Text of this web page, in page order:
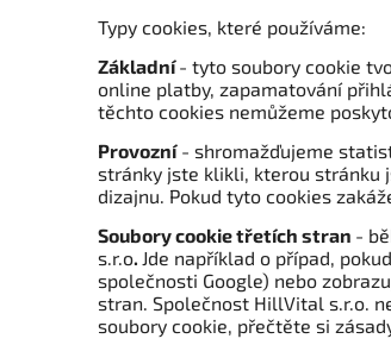
Typy cookies, které používáme:
Základní- tyto soubory cookie
online platby, zapamatování
těchto cookies nemůžeme
Provozní- shromažďujeme
stránky jste klikli, kterou stránku
dizajnu. Pokud tyto cookies
Soubory cookie třetích stran -
s.r.o. Jde například o případ,
společnosti Google) nebo
stran. Společnost HillVital s.r.o.
soubory cookie, přečtěte si